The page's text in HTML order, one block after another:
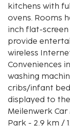
kitchens with
ovens. Rooms
inch flat-
provide
wireless
Conveniences
washing
cribs/infant
displayed to
Meilenwerk
Park - 2.9 km /